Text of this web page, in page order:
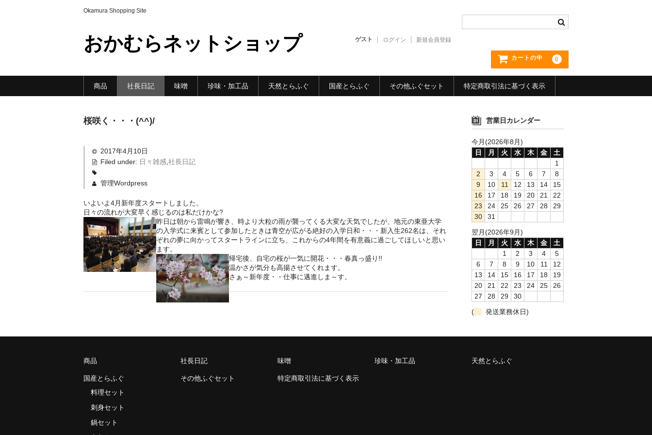
Okamura Shopping Site
おかむらネットショップ ゲスト ログイン 新規会員登録
カートの中 0
商品 社長日記 味噌 珍味・加工品 天然とらふぐ 国産とらふぐ その他ふぐセット 特定商取引法に基づく表示
桜咲く・・・(^^)/
2017年4月10日
Filed under: 日々雑感, 社長日記
管理Wordpress
いよいよ4月新年度スタートしました。
日々の流れが大変早く感じるのは私だけかな?
昨日は朝から雷鳴が響き、時より大粒の雨が襲ってくる大変な天気でしたが、地元の東亜大学
の入学式に来賓として参加したときは青空が広がる絶好の入学日和・・・新入生262名は、それ
ぞれの夢に向かってスタートラインに立ち、これからの4年間を有意義に過ごしてほしいと思い
ます。
帰宅後、自宅の桜が一気に開花・・・春真っ盛り!!
温かさが気分も高揚させてくれます。
さぁ～新年度・・仕事に邁進しま～す。
営業日カレンダー
今月(2026年8月)
日
月 火 水 木 金
土
1
2
3 4 5 6 7
8
9
10 11 12 13 14
15
16
17 18 19 20 21
22
23
24 25 26 27 28
29
30
31
翌月(2026年9月)
日
月 火 水 木 金
土
1
2 3 4
5
6
7 8 9 10 11
12
13
14 15 16 17 18
19
20
21 22 23 24 25
26
27
28 29
30
(
発送業務休日)
商品 社長日記 味噌 珍味・加工品 天然とらふぐ
国産とらふぐ
料理セット
刺身セット
鍋セット
その他ふぐセット 特定商取引法に基づく表示